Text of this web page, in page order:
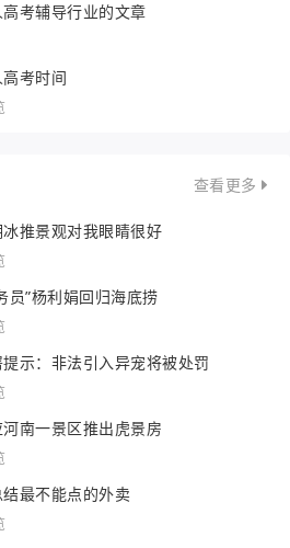
考辅导行业的文章
考时间
查看更多
推景观对我眼睛很好
员”杨利娟回归海底捞
示：非法引入异宠将被处罚
南一景区推出虎景房
最不能点的外卖